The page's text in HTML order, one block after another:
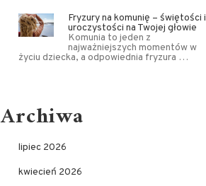
Fryzury na komunię – świętości i
uroczystości na Twojej głowie
Komunia to jeden z
najważniejszych momentów w
życiu dziecka, a odpowiednia fryzura …
Archiwa
lipiec 2026
kwiecień 2026